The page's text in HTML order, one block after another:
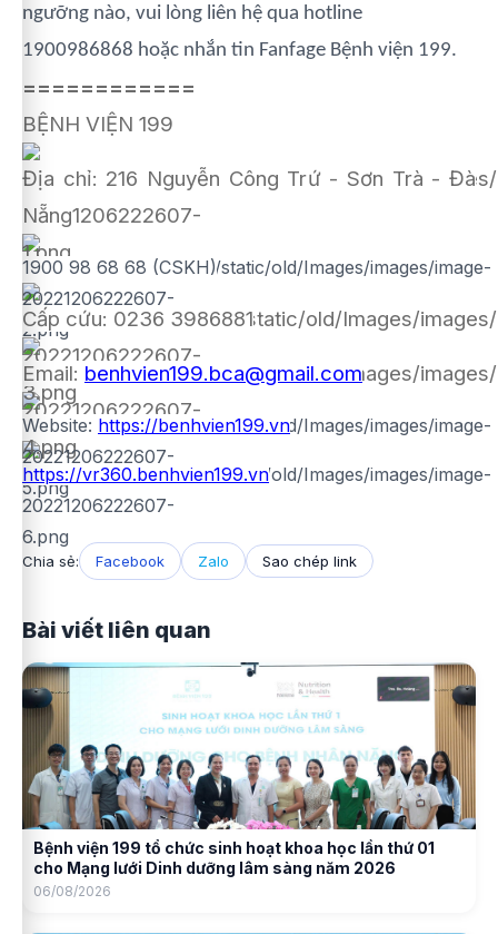
ngưỡng nào, vui lòng liên hệ qua hotline
1900986868 hoặc nhắn tin Fanfage Bệnh viện 199.
============
BỆNH VIỆN 199
Địa chỉ: 216 Nguyễn Công Trứ - Sơn Trà - Đà
Nẵng
1900 98 68 68 (CSKH)
Cấp cứu: 0236 3986881
Email: benhvien199.bca@gmail.com
Website: https://benhvien199.vn
https://vr360.benhvien199.vn
Chia sẻ: Facebook Zalo Sao chép link
Bài viết liên quan
Bệnh viện 199 tổ chức sinh hoạt khoa học lần thứ 01
cho Mạng lưới Dinh dưỡng lâm sàng năm 2026
06/08/2026